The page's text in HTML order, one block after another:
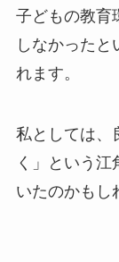
子どもの教育
しなかったと
れます。
私としては、
く」という
いたのかもし